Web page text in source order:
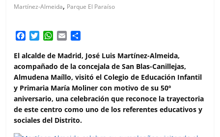
Martínez-Almeida, Parque El Paraíso
c
e
b
o
k
i
t
t
e
W
a
t
s
A
p
a
i
l
m
p
a
r
i
r
El alcalde de Madrid, José Luis Martínez-Almeida,
acompañado de la concejala de San Blas-Canillejas,
Almudena Maíllo, visitó el Colegio de Educación Infantil
y Primaria María Moliner con motivo de su 50º
aniversario, una celebración que reconoce la trayectoria
de este centro como uno de los referentes educativos y
sociales del Distrito.